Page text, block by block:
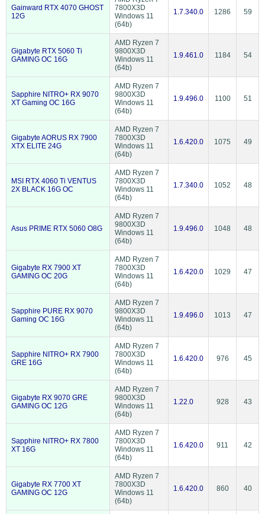
Gainward RTX 4070 GHOST
12G
7800X3D
Windows 11
(64b)
1.7.340.0 1286 59
Gigabyte RTX 5060 Ti
GAMING OC 16G
AMD Ryzen 7
9800X3D
Windows 11
(64b)
1.9.461.0 1184 54
Sapphire NITRO+ RX 9070
XT Gaming OC 16G
AMD Ryzen 7
9800X3D
Windows 11
(64b)
1.9.496.0 1100 51
Gigabyte AORUS RX 7900
XTX ELITE 24G
AMD Ryzen 7
7800X3D
Windows 11
(64b)
1.6.420.0 1075 49
MSI RTX 4060 Ti VENTUS
2X BLACK 16G OC
AMD Ryzen 7
7800X3D
Windows 11
(64b)
1.7.340.0 1052 48
Asus PRIME RTX 5060 O8G
AMD Ryzen 7
9800X3D
Windows 11
(64b)
1.9.496.0 1048 48
Gigabyte RX 7900 XT
GAMING OC 20G
AMD Ryzen 7
7800X3D
Windows 11
(64b)
1.6.420.0 1029 47
Sapphire PURE RX 9070
Gaming OC 16G
AMD Ryzen 7
9800X3D
Windows 11
(64b)
1.9.496.0 1013 47
Sapphire NITRO+ RX 7900
GRE 16G
AMD Ryzen 7
7800X3D
Windows 11
(64b)
1.6.420.0 976 45
Gigabyte RX 9070 GRE
GAMING OC 12G
AMD Ryzen 7
9800X3D
Windows 11
(64b)
1.22.0 928 43
Sapphire NITRO+ RX 7800
XT 16G
AMD Ryzen 7
7800X3D
Windows 11
(64b)
1.6.420.0 911 42
Gigabyte RX 7700 XT
GAMING OC 12G
AMD Ryzen 7
7800X3D
Windows 11
(64b)
1.6.420.0 860 40